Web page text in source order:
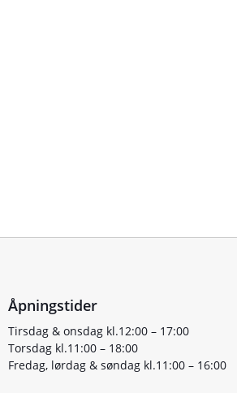
Åpningstider
Tirsdag & onsdag kl.12:00 – 17:00
Torsdag kl.11:00 – 18:00
Fredag, lørdag & søndag kl.11:00 – 16:00